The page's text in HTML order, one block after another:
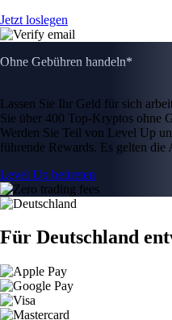
Jetzt loslegen
Ohne Gebühren handeln*
Lassen Sie Ihr Geld für sich
Sie über 400 Top-Kryptos ohne
Werden Sie Teil von Level Up
führende Rewards. Es gelten
Level Up beitreten
Für Deutschland